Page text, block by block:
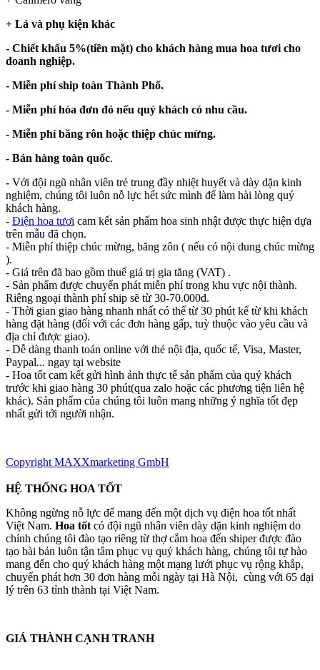
+ Lá và phụ kiện khác
- Chiết khấu 5%(tiền mặt) cho khách hàng mua hoa tươi cho
doanh nghiệp.
- Miễn phí ship toàn Thành Phố.
- Miễn phí hóa đơn đỏ nếu quý khách có nhu cầu.
- Miễn phí băng rôn hoặc thiệp chúc mừng.
- Bán hàng toàn quốc.
- Với đội ngũ nhân viên trẻ trung đầy nhiệt huyết và dày dặn kinh
nghiệm, chúng tôi luôn nỗ lực hết sức mình để làm hài lòng quý
khách hàng.
- Điện hoa tươi cam kết sản phẩm hoa sinh nhật được thực hiện dựa
trên mẫu đã chọn.
- Miễn phí thiệp chúc mừng, băng zôn ( nếu có nội dung chúc mừng
).
- Giá trên đã bao gồm thuế giá trị gia tăng (VAT) .
- Sản phẩm được chuyển phát miễn phí trong khu vực nội thành.
Riêng ngoại thành phí ship sẽ từ 30-70.000đ.
- Thời gian giao hàng nhanh nhất có thể từ 30 phút kể từ khi khách
hàng đặt hàng (đối với các đơn hàng gấp, tuỳ thuộc vào yêu cầu và
địa chỉ được giao).
- Dễ dàng thanh toán online với thẻ nội địa, quốc tế, Visa, Master,
Paypal... ngay tại website
- Hoa tốt cam kết gửi hình ảnh thực tế sản phẩm của quý khách
trước khi giao hàng 30 phút(qua zalo hoặc các phương tiện liên hệ
khác). Sản phẩm của chúng tôi luôn mang những ý nghĩa tốt đẹp
nhất gửi tới người nhận.
Copyright MAXXmarketing GmbH
HỆ THỐNG HOA TỐT
Không ngừng nỗ lực để mang đến một dịch vụ điện hoa tốt nhất
Việt Nam. Hoa tốt có đội ngũ nhân viên dày dặn kinh nghiệm do
chính chúng tôi đào tạo riêng từ thợ cắm hoa đến shiper được đào
tạo bài bản luôn tận tâm phục vụ quý khách hàng, chúng tôi tự hào
mang đến cho quý khách hàng một mạng lưới phục vụ rộng khắp,
chuyển phát hơn 30 đơn hàng mỗi ngày tại Hà Nội, cùng với 65 đại
lý trên 63 tỉnh thành tại Việt Nam.
GIÁ THÀNH CẠNH TRANH